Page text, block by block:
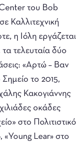
του Bob
Καλλιτεχνική
η Ιόλη εργάζεται
τελευταία δύο
«Αρτώ – Βαν
το 2015,
Κακογιάννης
οκάδες
στο Πολιτιστικό
«Young Lear» στο